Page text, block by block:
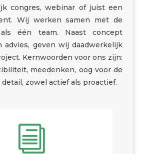
congres, webinar of juist een
Wij werken samen met de
als één team. Naast concept
geven wij daadwerkelijk
Kernwoorden voor ons zijn:
meedenken, oog voor de
zowel actief als proactief.
i